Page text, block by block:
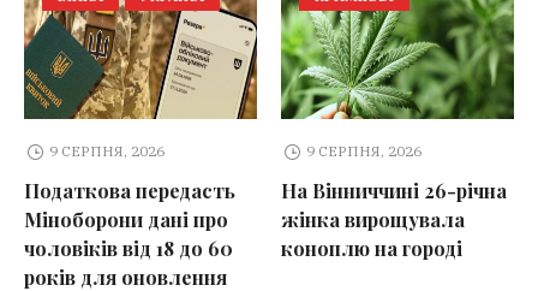
9 СЕРПНЯ, 2026
Податкова передасть
Міноборони дані про
чоловіків від 18 до 60
років для оновлення
9 СЕРПНЯ, 2026
На Вінниччині 26-річна
жінка вирощувала
коноплю на городі